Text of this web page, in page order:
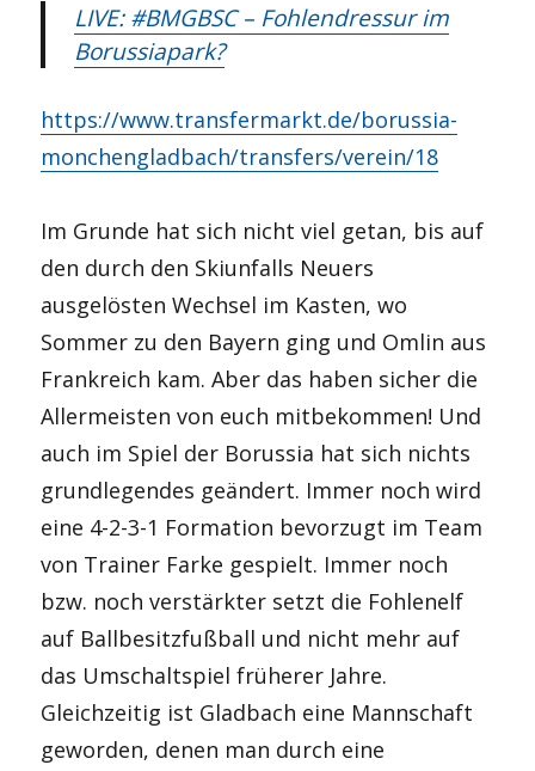
LIVE: #BMGBSC – Fohlendressur im
Borussiapark?
https://www.transfermarkt.de/borussia-
monchengladbach/transfers/verein/18
Im Grunde hat sich nicht viel getan, bis auf
den durch den Skiunfalls Neuers
ausgelösten Wechsel im Kasten, wo
Sommer zu den Bayern ging und Omlin aus
Frankreich kam. Aber das haben sicher die
Allermeisten von euch mitbekommen! Und
auch im Spiel der Borussia hat sich nichts
grundlegendes geändert. Immer noch wird
eine 4-2-3-1 Formation bevorzugt im Team
von Trainer Farke gespielt. Immer noch
bzw. noch verstärkter setzt die Fohlenelf
auf Ballbesitzfußball und nicht mehr auf
das Umschaltspiel früherer Jahre.
Gleichzeitig ist Gladbach eine Mannschaft
geworden, denen man durch eine